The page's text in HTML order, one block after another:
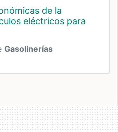
eléctricos para
Gasolinerías